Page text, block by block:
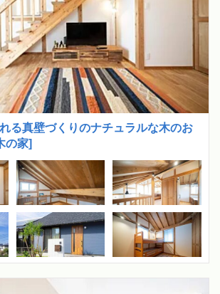
る真壁づくりのナチュラルな木のお
の家]